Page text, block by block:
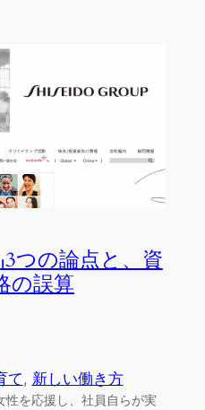
3つの論点と、資
の誤算
て , 新しい働き方
性を応援し、社員自らが実